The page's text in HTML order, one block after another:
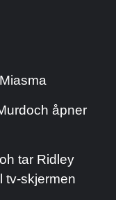
åpner
tar Ridley
tv-skjermen